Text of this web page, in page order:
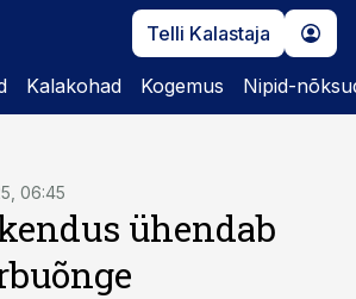
Telli Kalastaja
Kalakohad Kogemus Nipid-
06:45
ühendab